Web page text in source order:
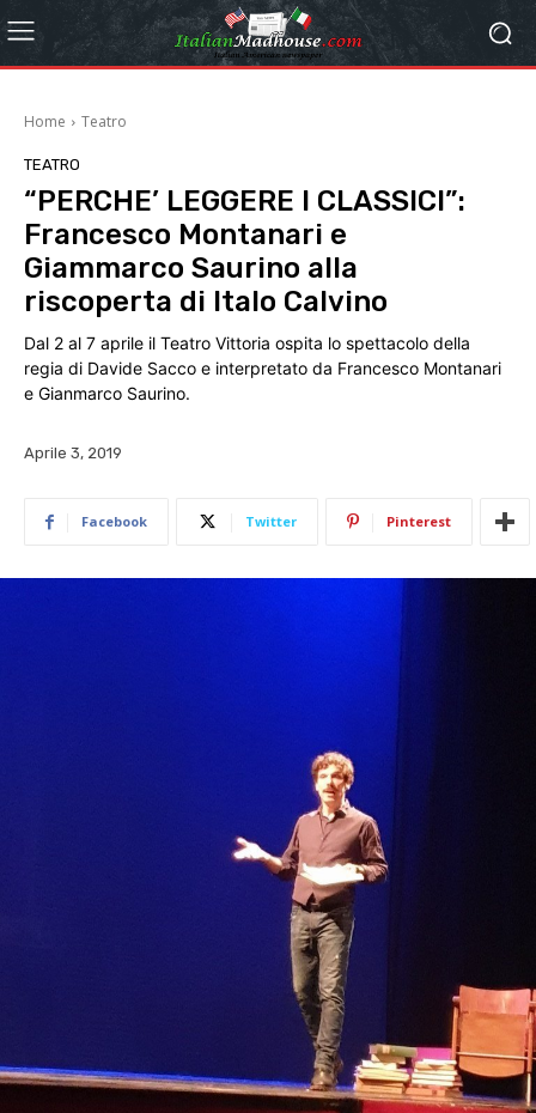
Home Teatro
TEATRO
“PERCHE’ LEGGERE I CLASSICI”:
Francesco Montanari e
Giammarco Saurino alla
riscoperta di Italo Calvino
Dal 2 al 7 aprile il Teatro Vittoria ospita lo spettacolo della
regia di Davide Sacco e interpretato da Francesco Montanari
e Gianmarco Saurino.
Aprile 3, 2019
Facebook Twitter Pinterest